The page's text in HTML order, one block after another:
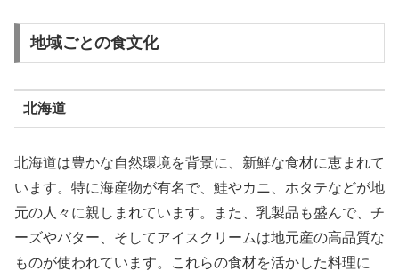
地域ごとの食文化
北海道
北海道は豊かな自然環境を背景に、新鮮な食材に恵まれて
います。特に海産物が有名で、鮭やカニ、ホタテなどが地
元の人々に親しまれています。また、乳製品も盛んで、チ
ーズやバター、そしてアイスクリームは地元産の高品質な
ものが使われています。これらの食材を活かした料理に